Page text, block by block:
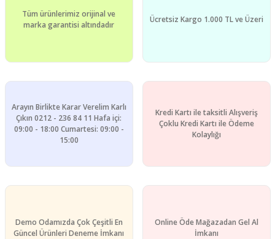
Tüm ürünlerimiz orijinal ve
marka garantisi altındadır
Ücretsiz Kargo 1.000 TL ve Üzeri
Arayın Birlikte Karar Verelim Karlı
Çıkın 0212 - 236 84 11 Hafa içi:
09:00 - 18:00 Cumartesi: 09:00 -
15:00
Kredi Kartı ile taksitli Alışveriş
Çoklu Kredi Kartı ile Ödeme
Kolaylığı
Demo Odamızda Çok Çeşitli En
Güncel Ürünleri Deneme İmkanı
Online Öde Mağazadan Gel Al
İmkanı